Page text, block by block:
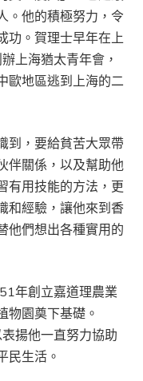
。他的積極努力，令
功。賀理士早年在上
上海猶太青年會，
歐地區逃到上海的二
到，要給貧苦大眾帶
伴關係，以及幫助他
有用技能的方法，更
和經驗，讓他來到香
他們想出各種實用的
年創立嘉道理農業
物園奠下基礎。
揚他一直努力協助
民生活。